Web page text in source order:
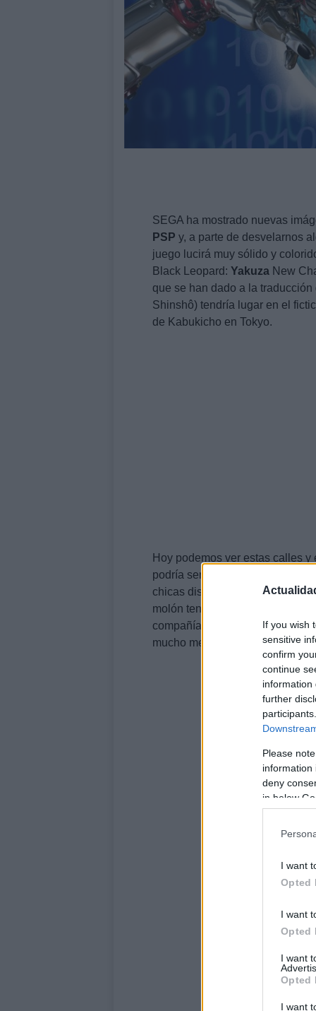
If you wish
sensitive
confirm
continue
information
further
Please
information
deny
in below
I want
Opted
I want
Opted
I want
Opted
I want
SEGA ha mostrado nuevas
PSP y, a parte de desvelarnos
juego lucirá muy sólido y
Black Leopard: Yakuza New
que se han dado a la
Shinshô) tendría lugar en el
de Kabukicho en Tokyo.
Hoy podemos ver estas calles
podría ser más buena. Como
chicas dispuestas a pasar un
molón tendrá que ser si quiere
compañía del erizo azul
mucho mejor de lo esperado.